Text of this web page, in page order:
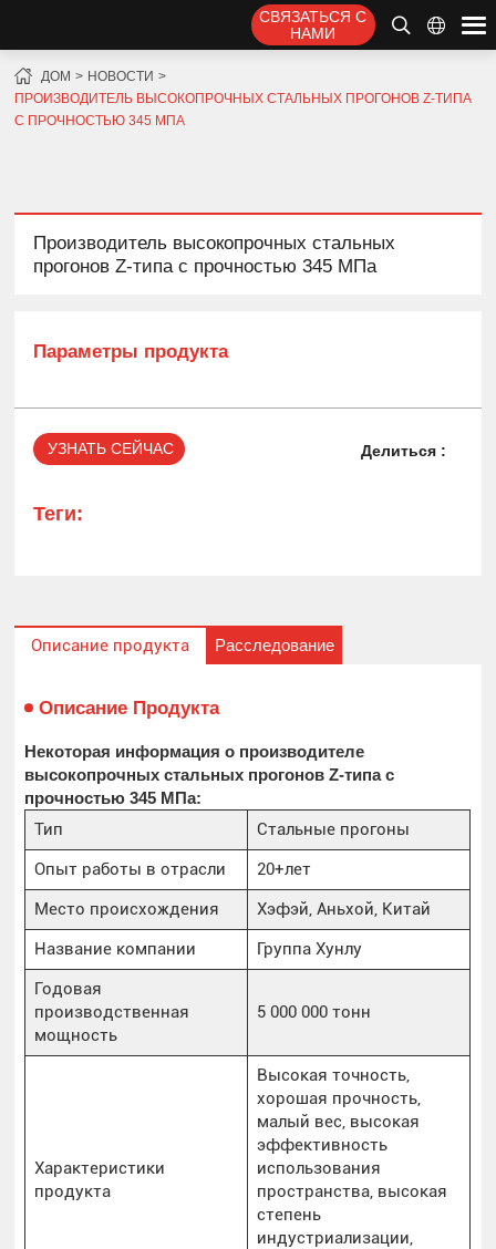
СВЯЗАТЬСЯ С
НАМИ
ДОМ
НОВОСТИ
ПРОИЗВОДИТЕЛЬ ВЫСОКОПРОЧНЫХ СТАЛЬНЫХ ПРОГОНОВ Z-ТИПА
С ПРОЧНОСТЬЮ 345 МПА
Производитель высокопрочных стальных
прогонов Z-типа с прочностью 345 МПа
Параметры продукта
УЗНАТЬ СЕЙЧАС Делиться :
Теги:
Описание продукта Расследование
Описание Продукта
Некоторая информация о производителе
высокопрочных стальных прогонов Z-типа с
прочностью 345 МПа:
Тип
Стальные прогоны
Опыт работы в отрасли
20+лет
Место происхождения
Хэфэй, Аньхой, Китай
Название компании
Группа Хунлу
Годовая
производственная
мощность
5 000 000 тонн
Характеристики
продукта
Высокая точность,
хорошая прочность,
малый вес, высокая
эффективность
использования
пространства, высокая
степень
индустриализации,